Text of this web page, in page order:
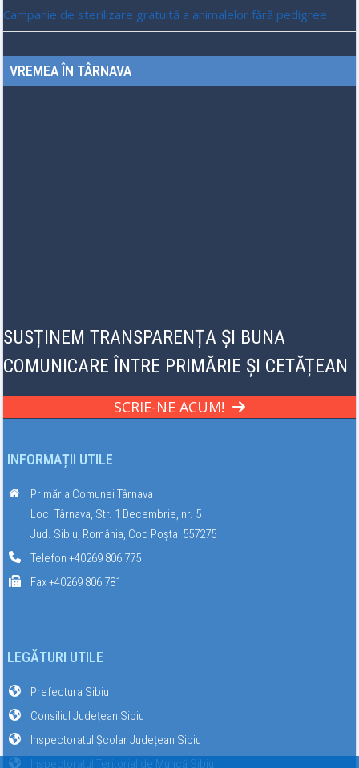
Campanie de sterilizare gratuită a animalelor fără pedigree
VREMEA ÎN TÂRNAVA
SUSȚINEM TRANSPARENȚA ȘI BUNA
COMUNICARE ÎNTRE PRIMĂRIE ȘI CETĂȚEAN
SCRIE-NE ACUM!
INFORMAȚII UTILE
Primăria Comunei Târnava
Loc. Târnava, Str. 1 Decembrie, nr. 5
Jud. Sibiu, România, Cod Poștal 557275
Telefon +40269 806 775
Fax +40269 806 781
LEGĂTURI UTILE
Prefectura Sibiu
Consiliul Județean Sibiu
Inspectoratul Școlar Județean Sibiu
Inspectoratul Teritorial de Muncă Sibiu